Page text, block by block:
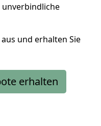
unverbindliche
und erhalten Sie
erhalten